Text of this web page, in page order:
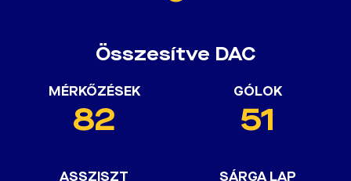
Összesítve DAC
MÉRKŐZÉSEK
82
GÓLOK
51
ASSZISZT SÁRGA LAP